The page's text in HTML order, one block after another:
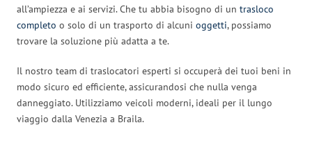
all’ampiezza e ai servizi. Che tu abbia bisogno di un trasloco
completo o solo di un trasporto di alcuni oggetti, possiamo
trovare la soluzione più adatta a te.
Il nostro team di traslocatori esperti si occuperà dei tuoi beni in
modo sicuro ed efficiente, assicurandosi che nulla venga
danneggiato. Utilizziamo veicoli moderni, ideali per il lungo
viaggio dalla Venezia a Braila.